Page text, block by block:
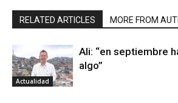
RELATED ARTICLES MORE FROM
Actualidad
Ali: “en septiembre
algo”